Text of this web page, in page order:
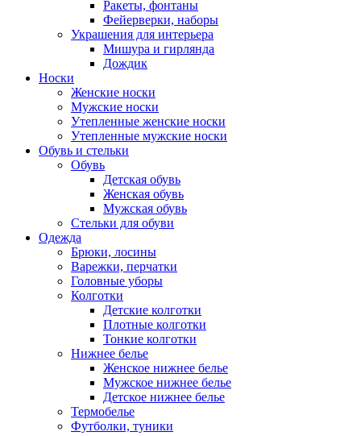
Ракеты, фонтаны
Фейерверки, наборы
Украшения для интерьера
Мишура и гирлянда
Дождик
Носки
Женские носки
Мужские носки
Утепленные женские носки
Утепленные мужские носки
Обувь и стельки
Обувь
Детская обувь
Женская обувь
Мужская обувь
Стельки для обуви
Одежда
Брюки, лосины
Варежки, перчатки
Головные уборы
Колготки
Детские колготки
Плотные колготки
Тонкие колготки
Нижнее белье
Женское нижнее белье
Мужское нижнее белье
Детское нижнее белье
Термобелье
Футболки, туники